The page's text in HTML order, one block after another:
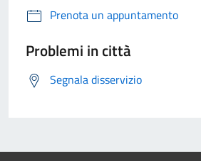
Prenota un appuntamento
Problemi in città
Segnala disservizio